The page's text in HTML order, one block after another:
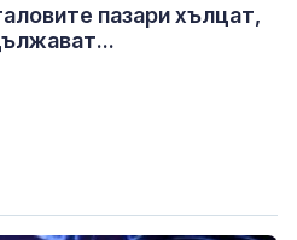
пазари хълцат,